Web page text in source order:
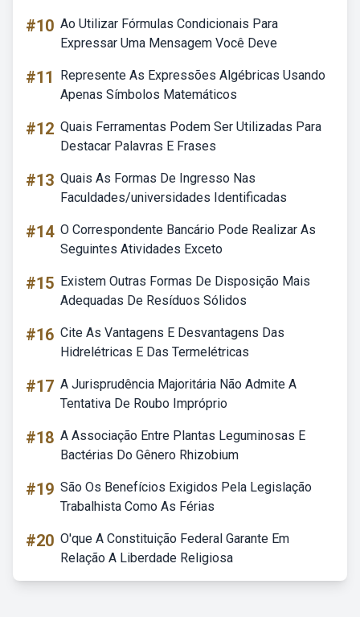
#10 Ao Utilizar Fórmulas Condicionais Para
Expressar Uma Mensagem Você Deve
#11
Represente As Expressões Algébricas Usando
Apenas Símbolos Matemáticos
#12 Quais Ferramentas Podem Ser Utilizadas Para
Destacar Palavras E Frases
#13 Quais As Formas De Ingresso Nas
Faculdades/universidades Identificadas
#14 O Correspondente Bancário Pode Realizar As
Seguintes Atividades Exceto
#15 Existem Outras Formas De Disposição Mais
Adequadas De Resíduos Sólidos
#16 Cite As Vantagens E Desvantagens Das
Hidrelétricas E Das Termelétricas
#17 A Jurisprudência Majoritária Não Admite A
Tentativa De Roubo Impróprio
#18 A Associação Entre Plantas Leguminosas E
Bactérias Do Gênero Rhizobium
#19 São Os Benefícios Exigidos Pela Legislação
Trabalhista Como As Férias
#20 O'que A Constituição Federal Garante Em
Relação A Liberdade Religiosa